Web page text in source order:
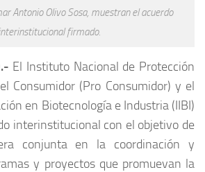
Antonio Olivo Sosa, muestran el acuerdo
firmado.
El Instituto Nacional de Protección
Consumidor (Pro Consumidor) y el
en Biotecnología e Industria (IIBI)
interinstitucional con el objetivo de
conjunta en la coordinación y
y proyectos que promuevan la